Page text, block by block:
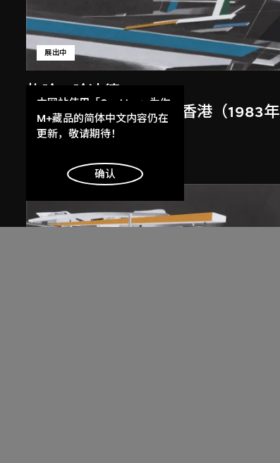
扎哈．哈迪德
展出中
大堂設計，山頂項目，香港（1983年
競賽）
本网站使用「Cookies」为你
提供最好的网站体验。
了解更多
明白
M+藏品的简体中文内容仍在
更新，敬请期待！
确认